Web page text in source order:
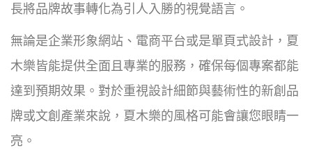
長將品牌故事轉化為引人入勝的視覺語言。
無論是企業形象網站、電商平台或是單頁式設計，夏
木樂皆能提供全面且專業的服務，確保每個專案都能
達到預期效果。對於重視設計細節與藝術性的新創品
牌或文創產業來說，夏木樂的風格可能會讓您眼睛一
亮。